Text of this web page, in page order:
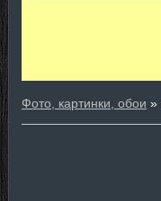
Фото, картинки, обои »